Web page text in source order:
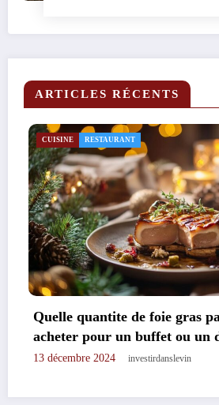
ARTICLES RÉCENTS
ÉQUIPEMENT ŒNOLOGIE
Rocher coco :
en 3 etapes seulement
17 novembre 2024